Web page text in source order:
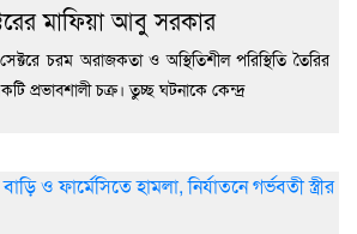
মাফিয়া আবু সরকার
চরম অরাজকতা ও অস্থিতিশীল পরিস্থিতি তৈরির
প্রভাবশালী চক্র। তুচ্ছ ঘটনাকে কেন্দ্র